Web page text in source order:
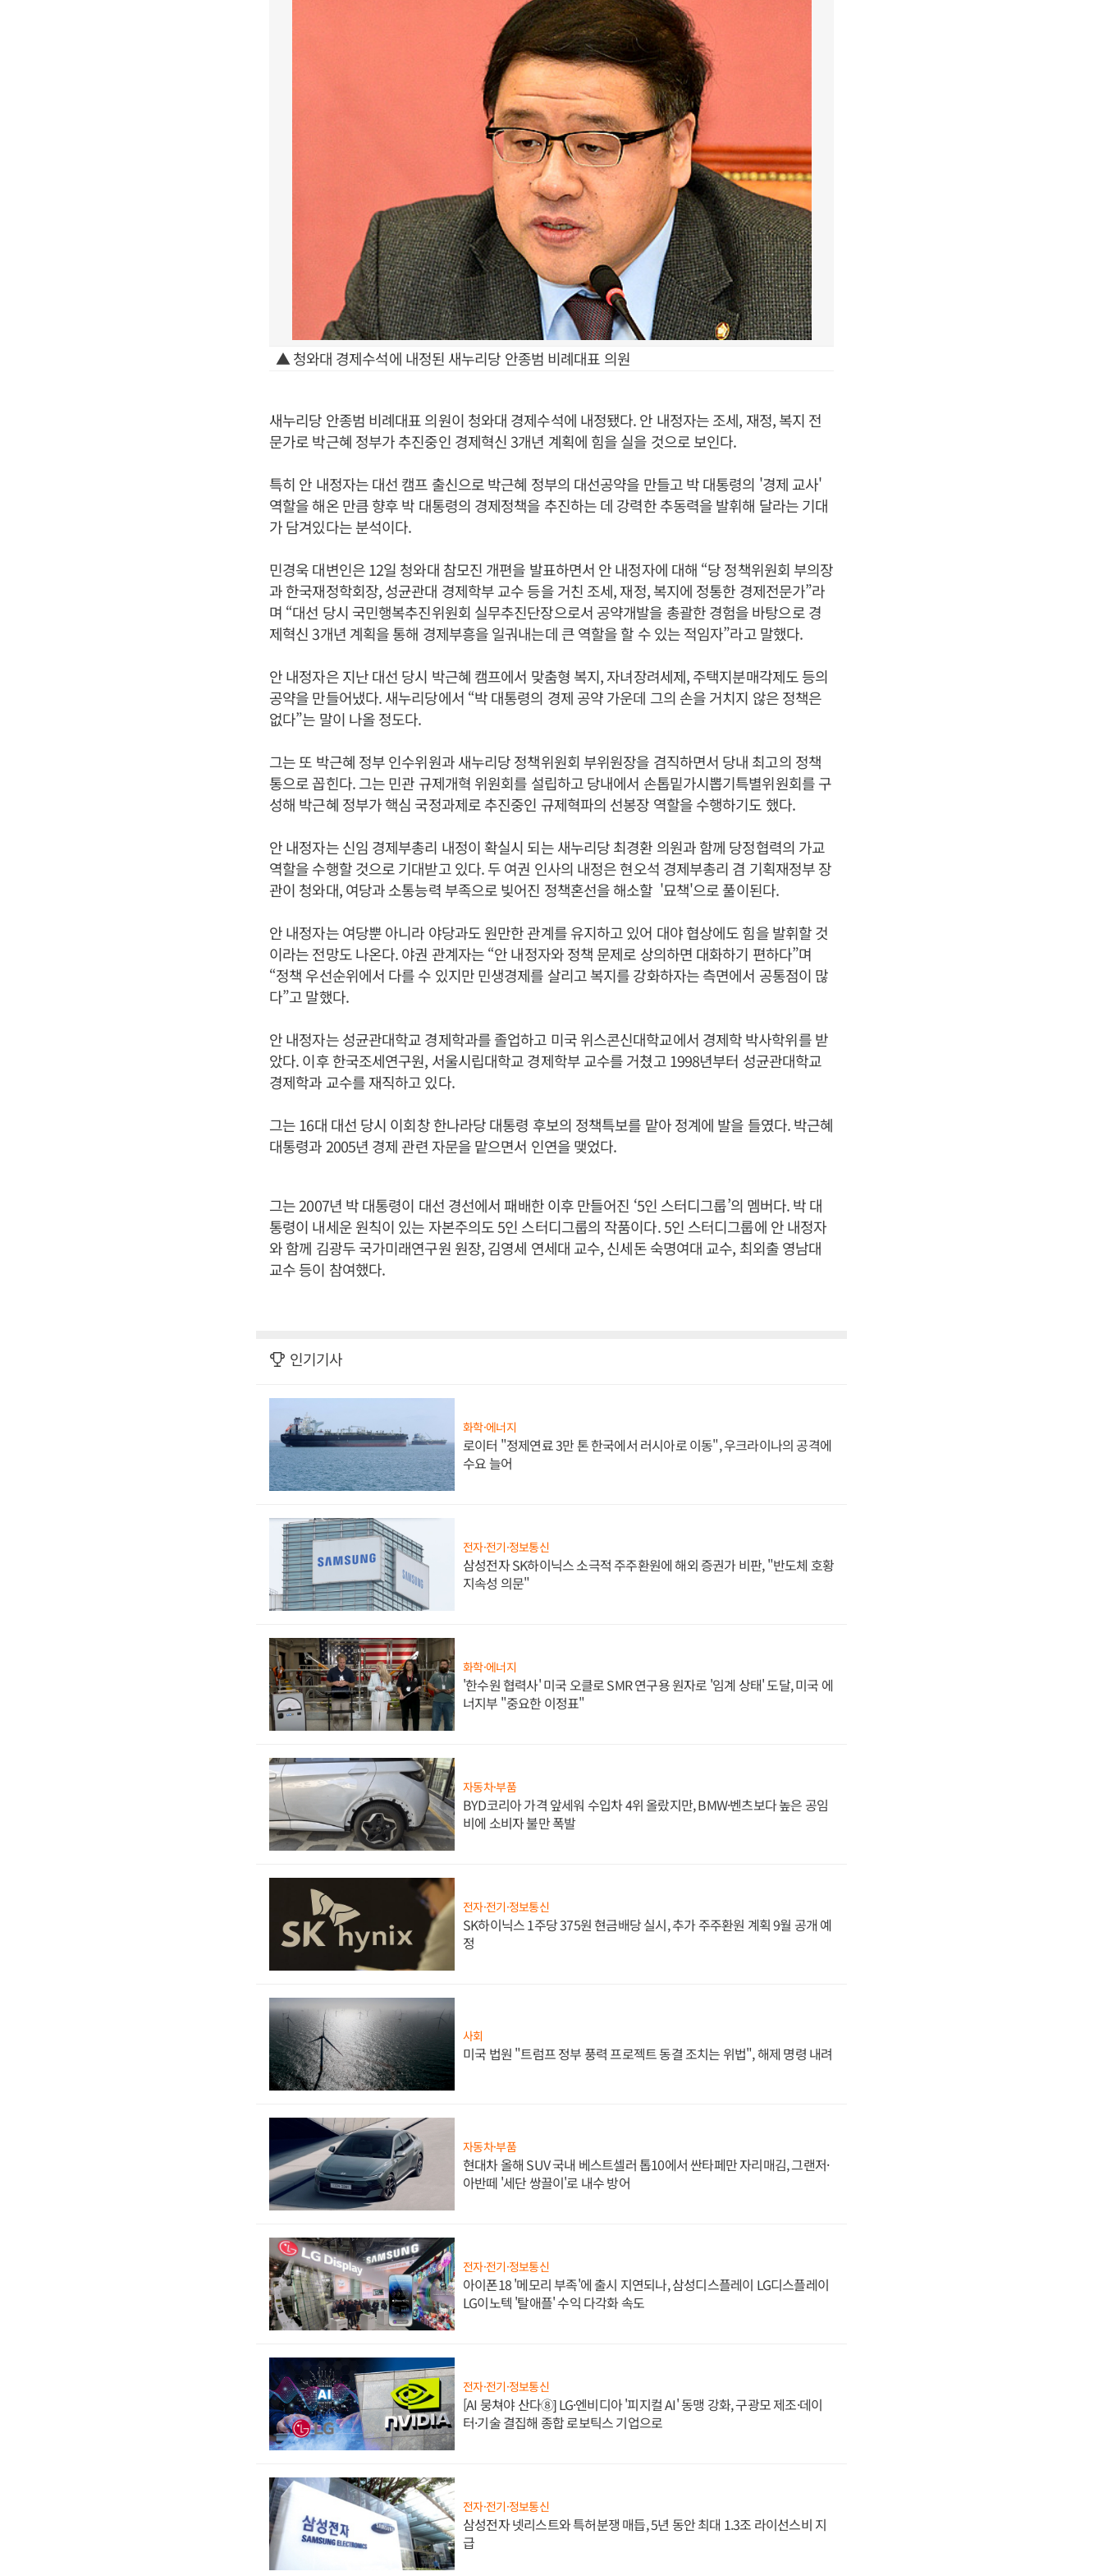
▲ 청와대 경제수석에 내정된 새누리당 안종범 비례대표 의원
새누리당 안종범 비례대표 의원이 청와대 경제수석에 내정됐다. 안 내정자는 조세, 재정, 복지 전
문가로 박근혜 정부가 추진중인 경제혁신 3개년 계획에 힘을 실을 것으로 보인다.
특히 안 내정자는 대선 캠프 출신으로 박근혜 정부의 대선공약을 만들고 박 대통령의 '경제 교사'
역할을 해온 만큼 향후 박 대통령의 경제정책을 추진하는 데 강력한 추동력을 발휘해 달라는 기대
가 담겨있다는 분석이다.
민경욱 대변인은 12일 청와대 참모진 개편을 발표하면서 안 내정자에 대해 “당 정책위원회 부의장
과 한국재정학회장, 성균관대 경제학부 교수 등을 거친 조세, 재정, 복지에 정통한 경제전문가”라
며 “대선 당시 국민행복추진위원회 실무추진단장으로서 공약개발을 총괄한 경험을 바탕으로 경
제혁신 3개년 계획을 통해 경제부흥을 일궈내는데 큰 역할을 할 수 있는 적임자”라고 말했다.
안 내정자은 지난 대선 당시 박근혜 캠프에서 맞춤형 복지, 자녀장려세제, 주택지분매각제도 등의
공약을 만들어냈다. 새누리당에서 “박 대통령의 경제 공약 가운데 그의 손을 거치지 않은 정책은
없다”는 말이 나올 정도다.
그는 또 박근혜 정부 인수위원과 새누리당 정책위원회 부위원장을 겸직하면서 당내 최고의 정책
통으로 꼽힌다. 그는 민관 규제개혁 위원회를 설립하고 당내에서 손톱밑가시뽑기특별위원회를 구
성해 박근혜 정부가 핵심 국정과제로 추진중인 규제혁파의 선봉장 역할을 수행하기도 했다.
안 내정자는 신임 경제부총리 내정이 확실시 되는 새누리당 최경환 의원과 함께 당정협력의 가교
역할을 수행할 것으로 기대받고 있다. 두 여권 인사의 내정은 현오석 경제부총리 겸 기획재정부 장
관이 청와대, 여당과 소통능력 부족으로 빚어진 정책혼선을 해소할 '묘책'으로 풀이된다.
안 내정자는 여당뿐 아니라 야당과도 원만한 관계를 유지하고 있어 대야 협상에도 힘을 발휘할 것
이라는 전망도 나온다. 야권 관계자는 “안 내정자와 정책 문제로 상의하면 대화하기 편하다”며
“정책 우선순위에서 다를 수 있지만 민생경제를 살리고 복지를 강화하자는 측면에서 공통점이 많
다”고 말했다.
안 내정자는 성균관대학교 경제학과를 졸업하고 미국 위스콘신대학교에서 경제학 박사학위를 받
았다. 이후 한국조세연구원, 서울시립대학교 경제학부 교수를 거쳤고 1998년부터 성균관대학교
경제학과 교수를 재직하고 있다.
그는 16대 대선 당시 이회창 한나라당 대통령 후보의 정책특보를 맡아 정계에 발을 들였다. 박근혜
대통령과 2005년 경제 관련 자문을 맡으면서 인연을 맺었다.
그는 2007년 박 대통령이 대선 경선에서 패배한 이후 만들어진 ‘5인 스터디그룹’의 멤버다. 박 대
통령이 내세운 원칙이 있는 자본주의도 5인 스터디그룹의 작품이다. 5인 스터디그룹에 안 내정자
와 함께 김광두 국가미래연구원 원장, 김영세 연세대 교수, 신세돈 숙명여대 교수, 최외출 영남대
교수 등이 참여했다.
인기기사
화학·에너지
로이터 "정제연료 3만 톤 한국에서 러시아로 이동", 우크라이나의 공격에
수요 늘어
전자·전기·정보통신
삼성전자 SK하이닉스 소극적 주주환원에 해외 증권가 비판, "반도체 호황
지속성 의문"
화학·에너지
'한수원 협력사' 미국 오클로 SMR 연구용 원자로 '임계 상태' 도달, 미국 에
너지부 "중요한 이정표"
자동차·부품
BYD코리아 가격 앞세워 수입차 4위 올랐지만, BMW·벤츠보다 높은 공임
비에 소비자 불만 폭발
전자·전기·정보통신
SK하이닉스 1주당 375원 현금배당 실시, 추가 주주환원 계획 9월 공개 예
정
사회
미국 법원 "트럼프 정부 풍력 프로젝트 동결 조치는 위법", 해제 명령 내려
자동차·부품
현대차 올해 SUV 국내 베스트셀러 톱10에서 싼타페만 자리매김, 그랜저·
아반떼 '세단 쌍끌이'로 내수 방어
전자·전기·정보통신
아이폰18 '메모리 부족'에 출시 지연되나, 삼성디스플레이 LG디스플레이
LG이노텍 '탈애플' 수익 다각화 속도
전자·전기·정보통신
[AI 뭉쳐야 산다⑧] LG·엔비디아 '피지컬 AI' 동맹 강화, 구광모 제조·데이
터·기술 결집해 종합 로보틱스 기업으로
전자·전기·정보통신
삼성전자 넷리스트와 특허분쟁 매듭, 5년 동안 최대 1.3조 라이선스비 지
급